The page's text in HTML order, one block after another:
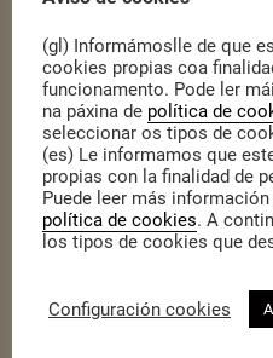
colaboran co Concello para
abordamos acultura marítima,
Eu fun de vivo, recuperando o
de Teixido, e aAntena vinculado
da Morte.
(gl) Informámoslle de que
cookies propias coa
funcionamento. Pode ler
na páxina de política de
seleccionar os tipos de
(es) Le informamos que
propias con la finalidad de
Puede leer más
política de cookies. A
los tipos de cookies que
Configuración cookies